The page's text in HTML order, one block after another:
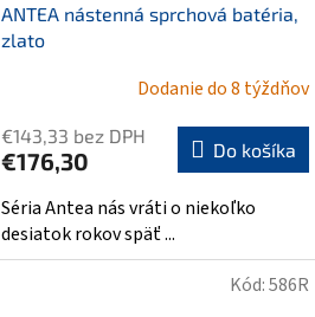
ANTEA nástenná sprchová batéria,
zlato
Dodanie do 8 týždňov
€143,33 bez DPH
€176,30 Do košíka
Séria Antea nás vráti o niekoľko
desiatok rokov späť ...
Kód:586R